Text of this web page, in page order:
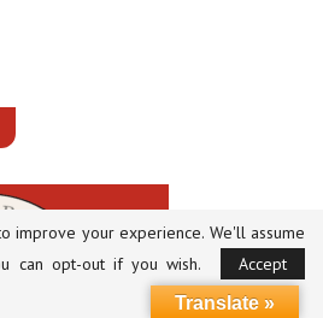
improve your experience. We'll assume
can opt-out if you wish.
Accept
Translate »